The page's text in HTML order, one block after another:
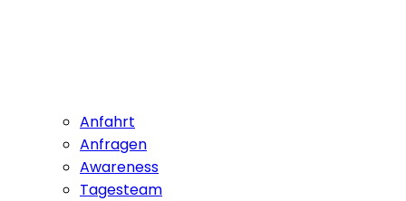
Anfahrt
Anfragen
Awareness
Tagesteam